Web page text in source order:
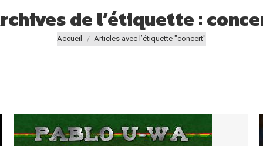
de l’étiquette :
Vous êtes ici :
Accueil Articles avec l’étiquette "concert"